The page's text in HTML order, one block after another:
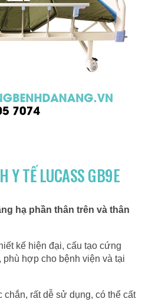
Y TẾ LUCASS GB9E
hạ phần thân trên và thân
kế hiện đại, cấu tạo cứng
phù hợp cho bệnh viện và tại
chắn, rất dễ sử dụng, có thể cất